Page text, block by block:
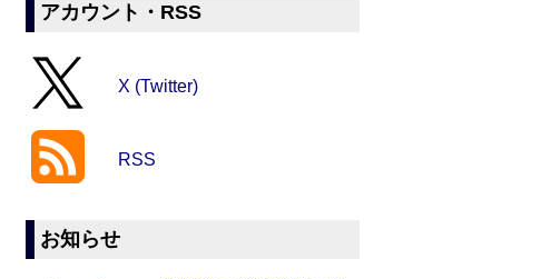
アカウント・RSS
X (Twitter)
RSS
お知らせ